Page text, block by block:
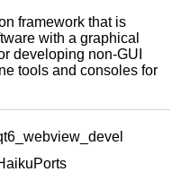
framework that is
with a graphical
developing non-GUI
tools and consoles for